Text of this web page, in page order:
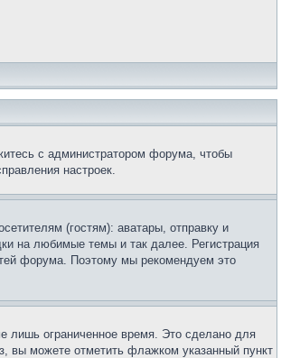
с администратором форума, чтобы
настроек.
(гостям): аватары, отправку и
на любимые темы и так далее. Регистрация
форума. Поэтому мы рекомендуем это
лишь ограниченное время. Это сделано для
вы можете отметить флажком указанный пункт